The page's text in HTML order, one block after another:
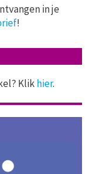
in je
!
Klikhier.